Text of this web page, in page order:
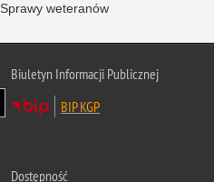
Sprawy weteranów
Biuletyn Informacji Publicznej
BIP KGP
Dostępność